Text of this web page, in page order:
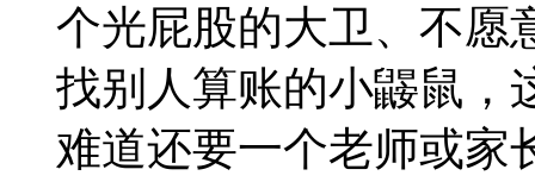
个光屁股的大卫、不愿
找别人算账的小鼹鼠，
难道还要一个老师或家